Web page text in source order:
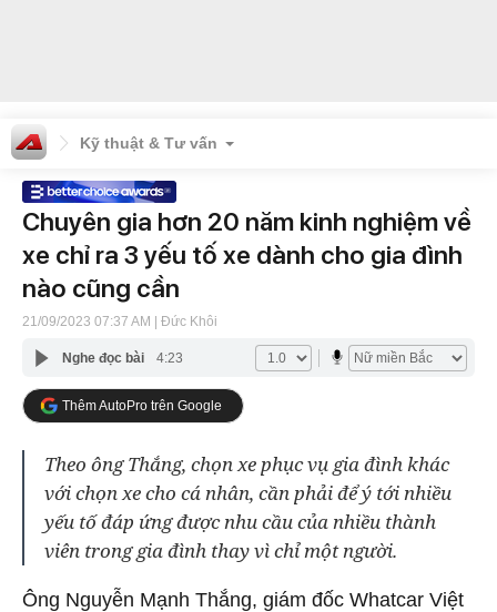
Kỹ thuật & Tư vấn
Chuyên gia hơn 20 năm kinh nghiệm về
xe chỉ ra 3 yếu tố xe dành cho gia đình
nào cũng cần
21/09/2023 07:37 AM | Đức Khôi
Nghe đọc bài 4:23
Thêm AutoPro trên Google
Theo ông Thắng, chọn xe phục vụ gia đình khác
với chọn xe cho cá nhân, cần phải để ý tới nhiều
yếu tố đáp ứng được nhu cầu của nhiều thành
viên trong gia đình thay vì chỉ một người.
Ông Nguyễn Mạnh Thắng, giám đốc Whatcar Việt